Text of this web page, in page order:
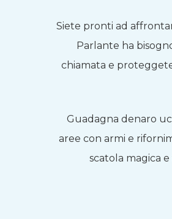
Siete pronti ad
Parlante ha
chiamata e
Guadagna denaro
aree con armi e
scatola magica